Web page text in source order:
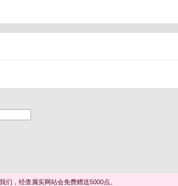
，经查属实网站会免费赠送5000点。